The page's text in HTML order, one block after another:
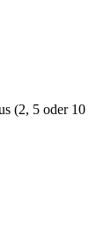
(2, 5 oder 10